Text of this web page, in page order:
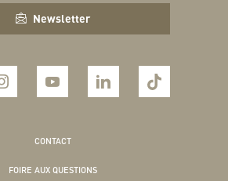
Newsletter
CONTACT
FOIRE AUX QUESTIONS